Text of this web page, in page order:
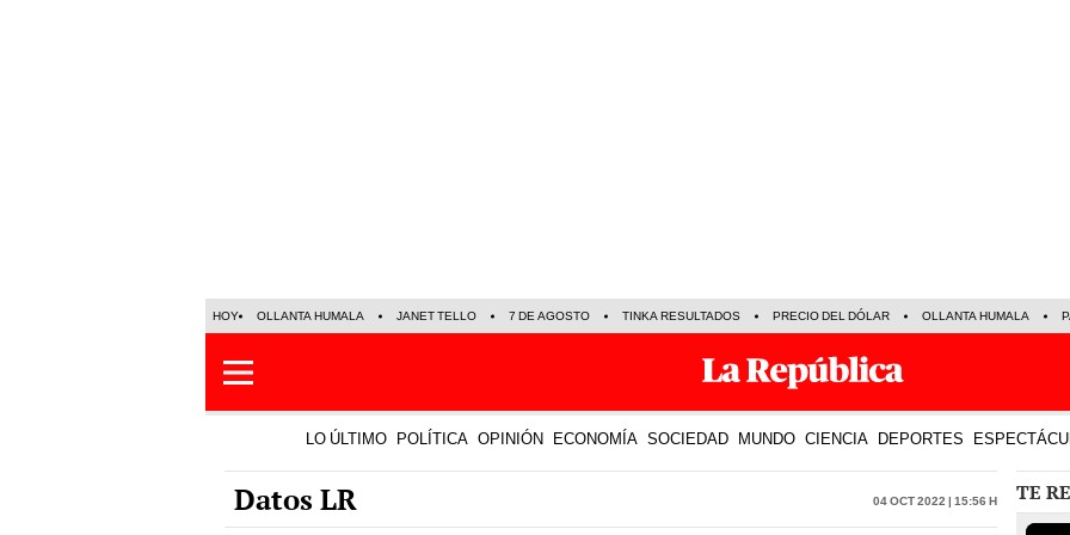
HOY OLLANTA HUMALA JANET TELLO 7 DE AGOSTO TINKA RESULTADOS PRECIO DEL DÓLAR OLLANTA HUMALA
LO ÚLTIMO POLÍTICA OPINIÓN ECONOMÍA SOCIEDAD MUNDO CIENCIA DEPORTES
Datos LR 04 Oct 2022 | 15:56 h TE